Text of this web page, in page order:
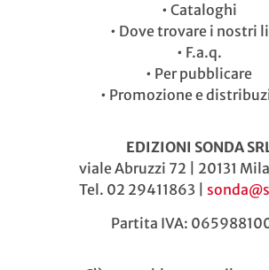
• Cataloghi
• Dove trovare i nostri
• F.a.q.
• Per pubblicare
• Promozione e
EDIZIONI SONDA
viale Abruzzi 72 | 20131
Tel. 02 29411863 |
Partita IVA: